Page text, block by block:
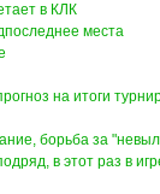
в КЛК
места
на итоги
борьба за
в этот раз в